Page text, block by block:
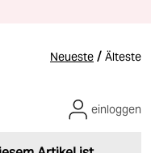
Neueste / Älteste
einloggen